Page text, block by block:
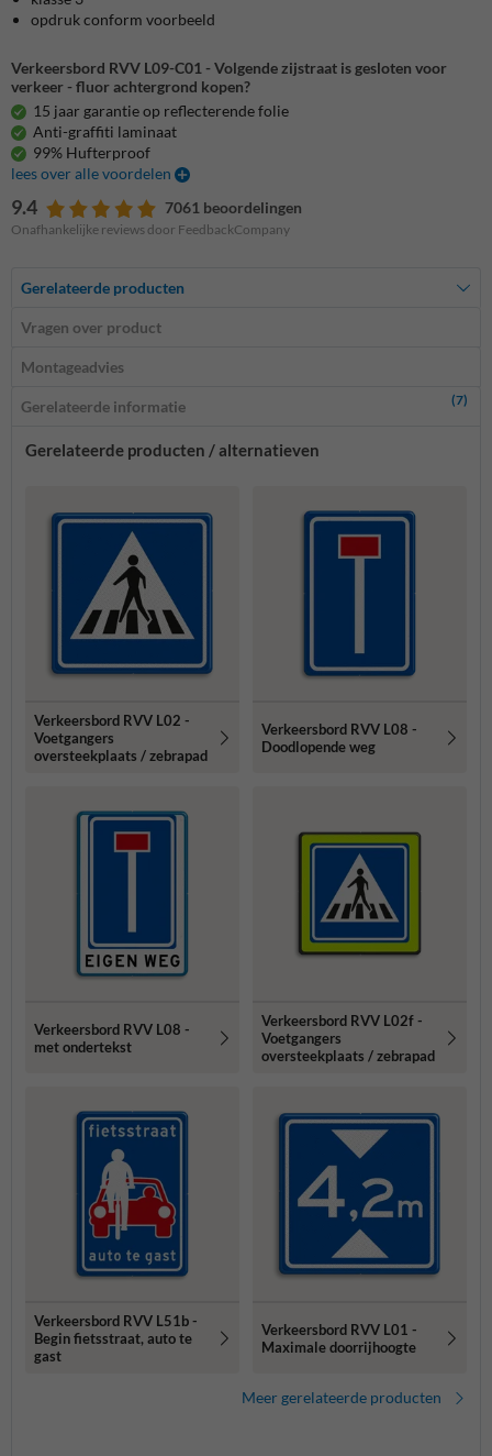
opdruk conform voorbeeld
Verkeersbord RVV L09-C01 - Volgende zijstraat is gesloten voor
verkeer - fluor achtergrond kopen?
15 jaar garantie op reflecterende folie
Anti-graffiti laminaat
99% Hufterproof
lees over alle voordelen
9.4 7061 beoordelingen
Onafhankelijke reviews door FeedbackCompany
Gerelateerde producten
Vragen over product
Montageadvies
Gerelateerde informatie (7)
Gerelateerde producten / alternatieven
Verkeersbord RVV L02 -
Voetgangers
oversteekplaats / zebrapad
Verkeersbord RVV L08 -
Doodlopende weg
Verkeersbord RVV L08 -
met ondertekst
Verkeersbord RVV L02f -
Voetgangers
oversteekplaats / zebrapad
Verkeersbord RVV L51b -
Begin fietsstraat, auto te
gast
Verkeersbord RVV L01 -
Maximale doorrijhoogte
Meer gerelateerde producten